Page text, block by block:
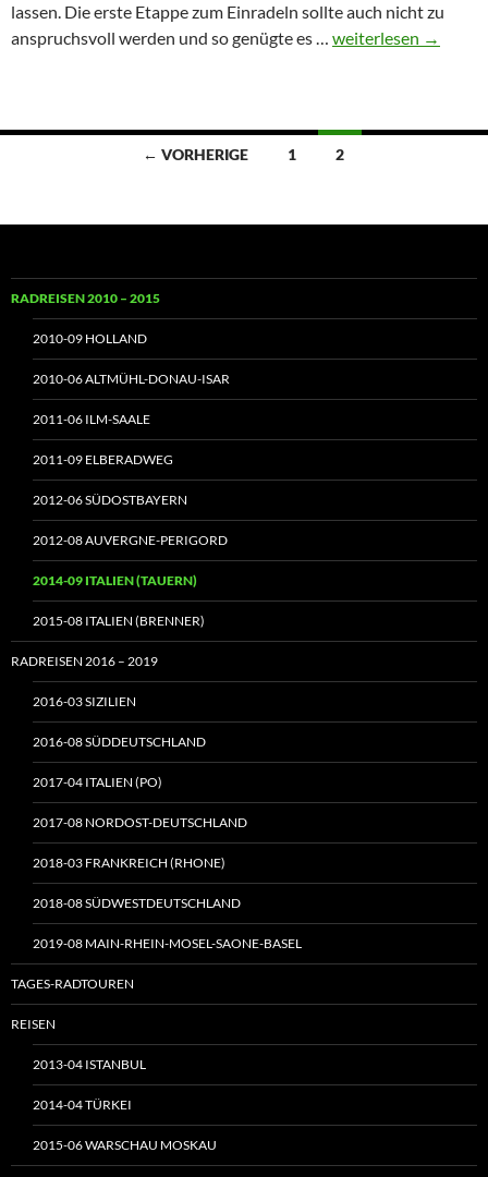
lassen. Die erste Etappe zum Einradeln sollte auch nicht zu
anspruchsvoll werden und so genügte es … Italien
–
Obing
km)
weiterlesen →
Beitragsnavigation
← VORHERIGE 1 2
RADREISEN 2010 – 2015
2010-09 HOLLAND
2010-06 ALTMÜHL-DONAU-ISAR
2011-06 ILM-SAALE
2011-09 ELBERADWEG
2012-06 SÜDOSTBAYERN
2012-08 AUVERGNE-PERIGORD
2014-09 ITALIEN (TAUERN)
2015-08 ITALIEN (BRENNER)
RADREISEN 2016 – 2019
2016-03 SIZILIEN
2016-08 SÜDDEUTSCHLAND
2017-04 ITALIEN (PO)
2017-08 NORDOST-DEUTSCHLAND
2018-03 FRANKREICH (RHONE)
2018-08 SÜDWESTDEUTSCHLAND
2019-08 MAIN-RHEIN-MOSEL-SAONE-BASEL
TAGES-RADTOUREN
REISEN
2013-04 ISTANBUL
2014-04 TÜRKEI
2015-06 WARSCHAU MOSKAU